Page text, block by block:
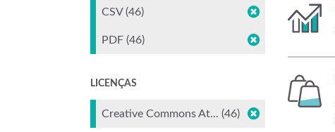
CSV (46)
PDF (46)
LICENÇAS
Creative Commons At... (46)